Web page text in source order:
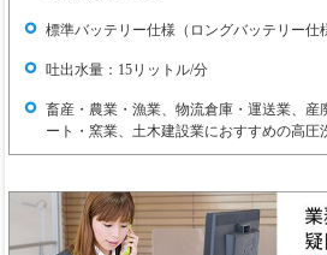
標準バッテリー仕様（ロングバッテリー仕
吐出水量：15リットル/分
畜産・農業・漁業、物流倉庫・運送業、産
ート・窯業、土木建設業におすすめの高圧